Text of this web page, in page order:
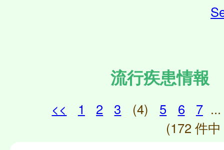
流行疾患情報
<< 1 2 3 (4) 5 6 7 ...
(172 件